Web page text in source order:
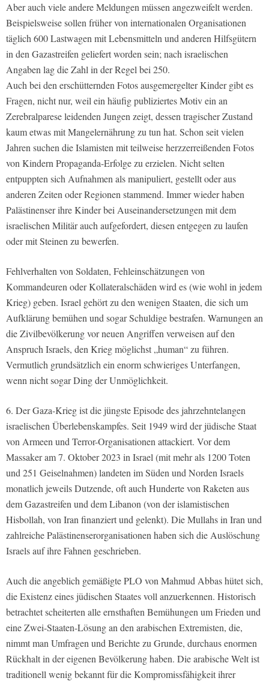
Aber auch viele andere Meldungen müssen angezweifelt werden.
Beispielsweise sollen früher von internationalen Organisationen
täglich 600 Lastwagen mit Lebensmitteln und anderen Hilfsgütern
in den Gazastreifen geliefert worden sein; nach israelischen
Angaben lag die Zahl in der Regel bei 250.
Auch bei den erschütternden Fotos ausgemergelter Kinder gibt es
Fragen, nicht nur, weil ein häufig publiziertes Motiv ein an
Zerebralparese leidenden Jungen zeigt, dessen tragischer Zustand
kaum etwas mit Mangelernährung zu tun hat. Schon seit vielen
Jahren suchen die Islamisten mit teilweise herzzerreißenden Fotos
von Kindern Propaganda-Erfolge zu erzielen. Nicht selten
entpuppten sich Aufnahmen als manipuliert, gestellt oder aus
anderen Zeiten oder Regionen stammend. Immer wieder haben
Palästinenser ihre Kinder bei Auseinandersetzungen mit dem
israelischen Militär auch aufgefordert, diesen entgegen zu laufen
oder mit Steinen zu bewerfen.
Fehlverhalten von Soldaten, Fehleinschätzungen von
Kommandeuren oder Kollateralschäden wird es (wie wohl in jedem
Krieg) geben. Israel gehört zu den wenigen Staaten, die sich um
Aufklärung bemühen und sogar Schuldige bestrafen. Warnungen an
die Zivilbevölkerung vor neuen Angriffen verweisen auf den
Anspruch Israels, den Krieg möglichst „human“ zu führen.
Vermutlich grundsätzlich ein enorm schwieriges Unterfangen,
wenn nicht sogar Ding der Unmöglichkeit.
6. Der Gaza-Krieg ist die jüngste Episode des jahrzehntelangen
israelischen Überlebenskampfes. Seit 1949 wird der jüdische Staat
von Armeen und Terror-Organisationen attackiert. Vor dem
Massaker am 7. Oktober 2023 in Israel (mit mehr als 1200 Toten
und 251 Geiselnahmen) landeten im Süden und Norden Israels
monatlich jeweils Dutzende, oft auch Hunderte von Raketen aus
dem Gazastreifen und dem Libanon (von der islamistischen
Hisbollah, von Iran finanziert und gelenkt). Die Mullahs in Iran und
zahlreiche Palästinenserorganisationen haben sich die Auslöschung
Israels auf ihre Fahnen geschrieben.
Auch die angeblich gemäßigte PLO von Mahmud Abbas hütet sich,
die Existenz eines jüdischen Staates voll anzuerkennen. Historisch
betrachtet scheiterten alle ernsthaften Bemühungen um Frieden und
eine Zwei-Staaten-Lösung an den arabischen Extremisten, die,
nimmt man Umfragen und Berichte zu Grunde, durchaus enormen
Rückhalt in der eigenen Bevölkerung haben. Die arabische Welt ist
traditionell wenig bekannt für die Kompromissfähigkeit ihrer